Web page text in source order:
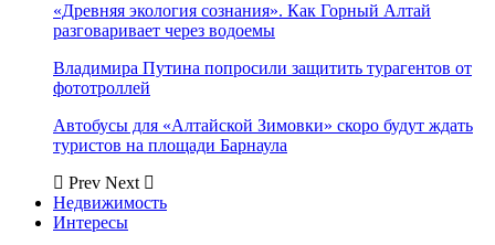
«Древняя экология сознания». Как Горный Алтай
разговаривает через водоемы
Владимира Путина попросили защитить турагентов от
фототроллей
Автобусы для «Алтайской Зимовки» скоро будут ждать
туристов на площади Барнаула
Prev Next
Недвижимость
Интересы